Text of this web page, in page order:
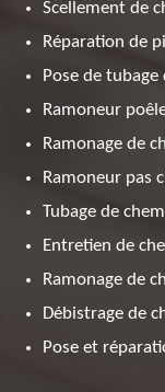
Scellement de
Réparation de
Pose de
Ramoneur
Ramonage de
Ramoneur pas
Tubage de
Entretien de
Ramonage de
Débistrage de
Pose et